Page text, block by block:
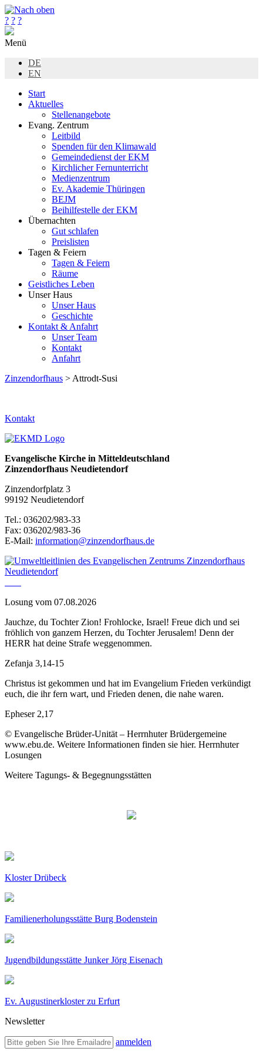
? ? ?
Menü
DE
EN
Start
Aktuelles
Stellenangebote
Evang. Zentrum
Leitbild
Spenden für den Klimawald
Gemeindedienst der EKM
Kirchlicher Fernunterricht
Medienzentrum
Ev. Akademie Thüringen
BEJM
Beihilfestelle der EKM
Übernachten
Gut schlafen
Preislisten
Tagen & Feiern
Tagen & Feiern
Räume
Geistliches Leben
Unser Haus
Unser Haus
Geschichte
Kontakt & Anfahrt
Unser Team
Kontakt
Anfahrt
Zinzendorfhaus > Attrodt-Susi
Kontakt
Evangelische Kirche in Mitteldeutschland
Zinzendorfhaus Neudietendorf
Zinzendorfplatz 3
99192 Neudietendorf
Tel.: 036202/983-33
Fax: 036202/983-36
E-Mail: information@zinzendorfhaus.de
Losung vom 07.08.2026
Jauchze, du Tochter Zion! Frohlocke, Israel! Freue dich und sei
fröhlich von ganzem Herzen, du Tochter Jerusalem! Denn der
HERR hat deine Strafe weggenommen.
Zefanja 3,14-15
Christus ist gekommen und hat im Evangelium Frieden verkündigt
euch, die ihr fern wart, und Frieden denen, die nahe waren.
Epheser 2,17
© Evangelische Brüder-Unität – Herrnhuter Brüdergemeine
www.ebu.de. Weitere Informationen finden sie hier. Herrnhuter
Losungen
Weitere Tagungs- & Begegnungsstätten
Kloster Drübeck
Familienerholungsstätte Burg Bodenstein
Jugendbildungsstätte Junker Jörg Eisenach
Ev. Augustinerkloster zu Erfurt
Newsletter
anmelden